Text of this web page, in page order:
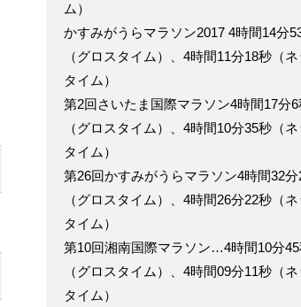
ム）
かすみがうらマラソン2017 4時間14分
（グロスタイム）、4時間11分18秒（ネ
タイム）
第2回さいたま国際マラソン4時間17分6
（グロスタイム）、4時間10分35秒（ネ
タイム）
第26回かすみがうらマラソン4時間32分
（グロスタイム）、4時間26分22秒（ネ
タイム）
第10回湘南国際マラソン…4時間10分
（グロスタイム）、4時間09分11秒（ネ
タイム）